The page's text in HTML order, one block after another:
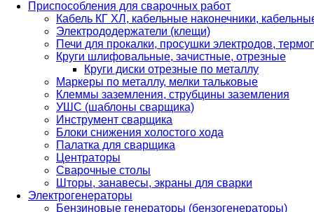
Приспособления для сварочных работ
Кабель КГ ХЛ, кабельные наконечники,
Электрододержатели (клещи)
Печи для прокалки, просушки электродов,
Круги шлифовальные, зачистные, отрезные
Круги диски отрезные по металлу
Маркеры по металлу, мелки тальковые
Клеммы заземления, струбцины заземления
УШС (шаблоны сварщика)
Инструмент сварщика
Блоки снижения холостого хода
Палатка для сварщика
Центраторы
Сварочные столы
Шторы, занавесы, экраны для сварки
Электрогенераторы
Бензиновые генераторы (бензогенераторы)